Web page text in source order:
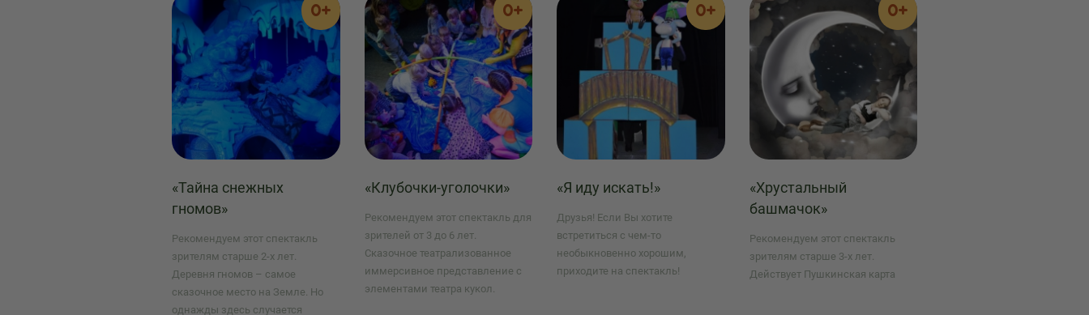
0+
«Тайна снежных
гномов»
Рекомендуем этот спектакль
зрителям старше 2-х лет.
Деревня гномов – самое
сказочное место на Земле. Но
однажды здесь случается
0+
«Клубочки-уголочки»
Рекомендуем этот спектакль для
зрителей от 3 до 6 лет.
Сказочное театрализованное
иммерсивное представление с
элементами театра кукол.
0+
«Я иду искать!»
Друзья! Если Вы хотите
встретиться с чем-то
необыкновенно хорошим,
приходите на спектакль!
0+
«Хрустальный
башмачок»
Рекомендуем этот спектакль
зрителям старше 3-х лет.
Действует Пушкинская карта